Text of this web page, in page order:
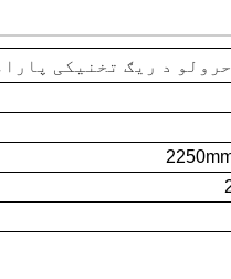
د ریګ تخنیکی